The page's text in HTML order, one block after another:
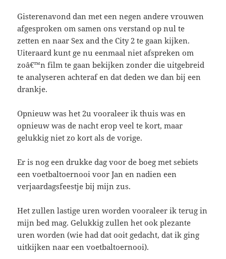
Gisterenavond dan met een negen andere vrouwen
afgesproken om samen ons verstand op nul te
zetten en naar Sex and the City 2 te gaan kijken.
Uiteraard kunt ge nu eenmaal niet afspreken om
zoâ€™n film te gaan bekijken zonder die uitgebreid
te analyseren achteraf en dat deden we dan bij een
drankje.
Opnieuw was het 2u vooraleer ik thuis was en
opnieuw was de nacht erop veel te kort, maar
gelukkig niet zo kort als de vorige.
Er is nog een drukke dag voor de boeg met sebiets
een voetbaltoernooi voor Jan en nadien een
verjaardagsfeestje bij mijn zus.
Het zullen lastige uren worden vooraleer ik terug in
mijn bed mag. Gelukkig zullen het ook plezante
uren worden (wie had dat ooit gedacht, dat ik ging
uitkijken naar een voetbaltoernooi).